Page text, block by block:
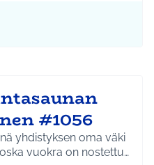
#1056
yhdistyksen oma väki
vuokra on nostettu…